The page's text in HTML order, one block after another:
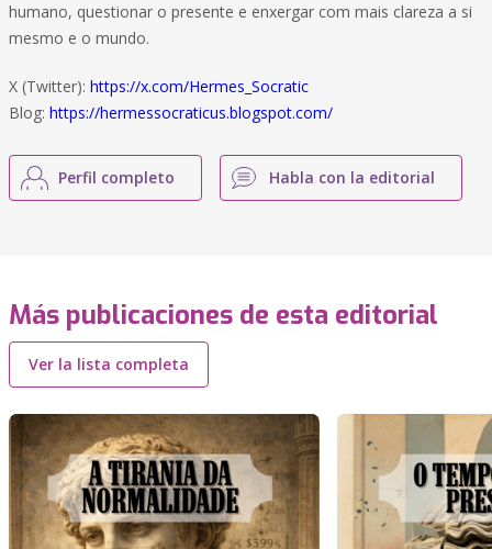
humano, questionar o presente e enxergar com mais clareza a si
mesmo e o mundo.
X (Twitter): https://x.com/Hermes_Socratic
Blog: https://hermessocraticus.blogspot.com/
Perfil completo Habla con la editorial
Más publicaciones de esta editorial
Ver la lista completa